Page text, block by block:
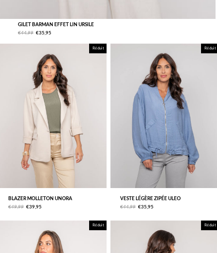
GILET BARMAN EFFET LIN URSILE
€44,99 €35,95
Réduit
BLAZER MOLLETON UNORA
€49,99 €39,95
Réduit
VESTE LÉGÈRE ZIPÉE ULEO
€44,99 €35,95
Réduit Réduit